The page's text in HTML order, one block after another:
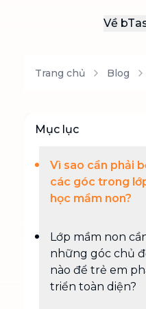
Về
Trang chủ Blog
Mục lục
Vì sao cần phải
các góc trong
học mầm non?
Lớp mầm non
những góc chủ
nào để trẻ em
triển toàn diện?